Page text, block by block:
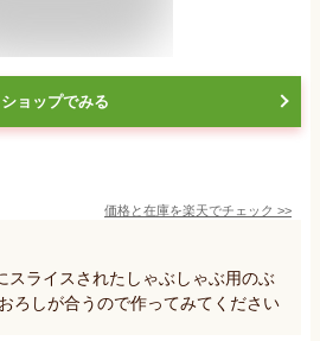
ショップでみる
価格と在庫を楽天でチェック >>
スライスされたしゃぶしゃぶ用のぶ
ろしが合うので作ってみてください